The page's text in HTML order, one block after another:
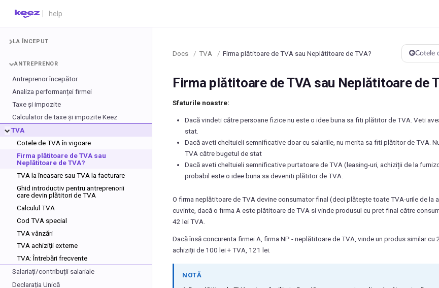
LA ÎNCEPUT
ANTREPRENOR
Antreprenor începător
Analiza performanței firmei
Taxe și impozite
Calculator de taxe și impozite Keez
TVA
Cotele de TVA în vigoare
Firma plătitoare de TVA sau
Neplătitoare de TVA?
TVA la încasare sau TVA la facturare
Ghid introductiv pentru antreprenorii
care devin plătitori de TVA
Calculul TVA
Cod TVA special
TVA vânzări
TVA achiziții externe
TVA: Întrebări frecvente
Salariați/contribuții salariale
Declarația Unică
Docs / TVA / Firma plătitoare de TVA sau Neplătitoare de TVA? Cotele
Firma plătitoare de TVA sau Neplătitoare de
Sfaturile noastre:
Dacă vindeti către persoane fizice nu este o idee buna sa fiti plătitor de TVA. Veti
stat.
Dacă aveti cheltuieli semnificative doar cu salariile, nu merita sa fiti plătitor de TVA.
TVA către bugetul de stat
Dacă aveti cheltuieli semnificative purtatoare de TVA (leasing-uri, achiziții de la
probabil este o idee buna sa deveniti plătitor de TVA.
O firma neplătitoare de TVA devine consumator final (deci plătește toate TVA-urile de
cuvinte, dacă o firma A este plătitoare de TVA si vinde produsul cu pret final către
42 lei TVA.
Dacă însă concurenta firmei A, firma NP - neplătitoare de TVA, vinde un produs similar
achiziții de 100 lei + TVA, 121 lei.
NOTĂ